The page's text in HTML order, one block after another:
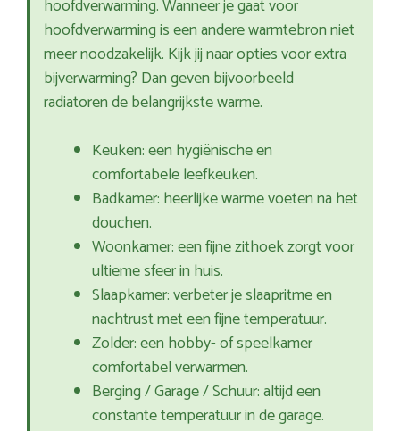
hoofdverwarming. Wanneer je gaat voor
hoofdverwarming is een andere warmtebron niet
meer noodzakelijk. Kijk jij naar opties voor extra
bijverwarming? Dan geven bijvoorbeeld
radiatoren de belangrijkste warme.
Keuken: een hygiënische en
comfortabele leefkeuken.
Badkamer: heerlijke warme voeten na het
douchen.
Woonkamer: een fijne zithoek zorgt voor
ultieme sfeer in huis.
Slaapkamer: verbeter je slaapritme en
nachtrust met een fijne temperatuur.
Zolder: een hobby- of speelkamer
comfortabel verwarmen.
Berging / Garage / Schuur: altijd een
constante temperatuur in de garage.